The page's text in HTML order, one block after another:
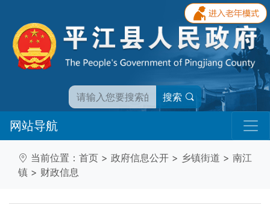
搜索
网站导航
当前位置： 首页 > 政府信息公开 > 乡镇街道 > 南江
镇 > 财政信息